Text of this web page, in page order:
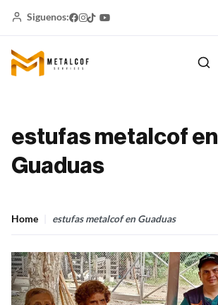
Siguenos:
estufas metalcof en
Guaduas
Home estufas metalcof en Guaduas